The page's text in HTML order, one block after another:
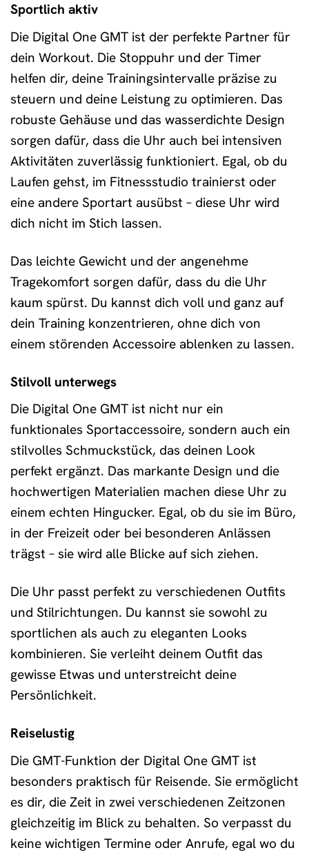
Sportlich aktiv
Die Digital One GMT ist der perfekte Partner für
dein Workout. Die Stoppuhr und der Timer
helfen dir, deine Trainingsintervalle präzise zu
steuern und deine Leistung zu optimieren. Das
robuste Gehäuse und das wasserdichte Design
sorgen dafür, dass die Uhr auch bei intensiven
Aktivitäten zuverlässig funktioniert. Egal, ob du
Laufen gehst, im Fitnessstudio trainierst oder
eine andere Sportart ausübst – diese Uhr wird
dich nicht im Stich lassen.
Das leichte Gewicht und der angenehme
Tragekomfort sorgen dafür, dass du die Uhr
kaum spürst. Du kannst dich voll und ganz auf
dein Training konzentrieren, ohne dich von
einem störenden Accessoire ablenken zu lassen.
Stilvoll unterwegs
Die Digital One GMT ist nicht nur ein
funktionales Sportaccessoire, sondern auch ein
stilvolles Schmuckstück, das deinen Look
perfekt ergänzt. Das markante Design und die
hochwertigen Materialien machen diese Uhr zu
einem echten Hingucker. Egal, ob du sie im Büro,
in der Freizeit oder bei besonderen Anlässen
trägst – sie wird alle Blicke auf sich ziehen.
Die Uhr passt perfekt zu verschiedenen Outfits
und Stilrichtungen. Du kannst sie sowohl zu
sportlichen als auch zu eleganten Looks
kombinieren. Sie verleiht deinem Outfit das
gewisse Etwas und unterstreicht deine
Persönlichkeit.
Reiselustig
Die GMT-Funktion der Digital One GMT ist
besonders praktisch für Reisende. Sie ermöglicht
es dir, die Zeit in zwei verschiedenen Zeitzonen
gleichzeitig im Blick zu behalten. So verpasst du
keine wichtigen Termine oder Anrufe, egal wo du